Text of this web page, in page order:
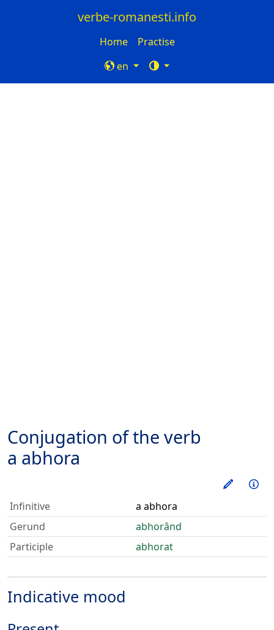
verbe-romanesti.info
Home
Practise
en
Conjugation of the verb
a abhora
Train
Infinitive
a abhora
Gerund
abhorând
Participle
abhorat
Indicative mood